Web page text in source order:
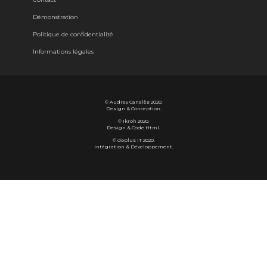
Démonstration
Politique de confidentialité
Informations légales
© Audrey Canalès2020.
Design & Conception.
© Ikroh 2020.
Design & Code Html.
© doplus IT2020.
Intégration & Développement.